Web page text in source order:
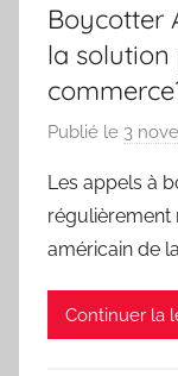
Boycotter
la
Publié le 3
Les appels à
régulièrement
américain de
Continuer la